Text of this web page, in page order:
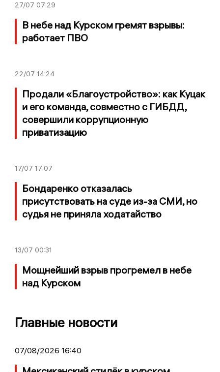
27/07 07:29
В небе над Курском гремят взрывы:
работает ПВО
22/07 14:24
Продали «Благоустройство»: как Куцак
и его команда, совместно с ГИБДД,
совершили коррупционную
приватизацию
17/07 17:07
Бондаренко отказалась
присутствовать на суде из-за СМИ, но
судья не приняла ходатайство
13/07 00:31
Мощнейший взрыв прогремел в небе
над Курском
Главные новости
07/08/2026 16:40